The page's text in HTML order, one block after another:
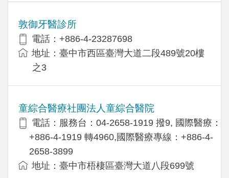
敦御牙醫診所
電話：+886-4-23287698
地址：臺中市西區臺灣大道二段489號20樓
之3
童綜合醫療社團法人童綜合醫院
電話：服務台：04-2658-1919 撥9, 國際醫療：
+886-4-1919 轉4960,國際醫療專線：+886-4-
2658-3899
地址：臺中市梧棲區臺灣大道八段699號